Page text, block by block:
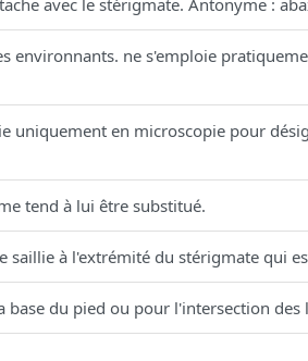
avec le stérigmate. Antonyme :
environnants. ne s'emploie
uniquement en microscopie pour
tend à lui être substitué.
à l'extrémité du stérigmate qui
du pied ou pour l'intersection des